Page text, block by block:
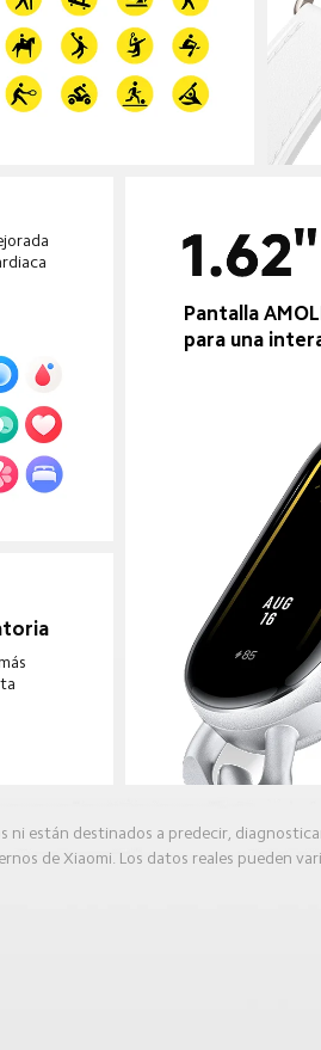
Pantalla
para una
están destinados a predecir,
de Xiaomi. Los datos reales pueden